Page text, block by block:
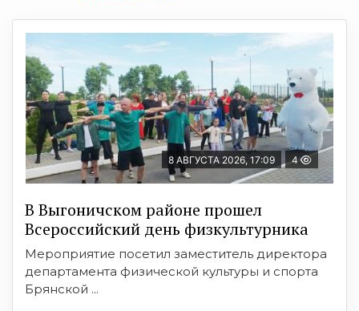
8 АВГУСТА 2026, 17:09 4
В Выгоничском районе прошел
Всероссийский день физкультурника
Мероприятие посетил заместитель директора
департамента физической культуры и спорта
Брянской ...